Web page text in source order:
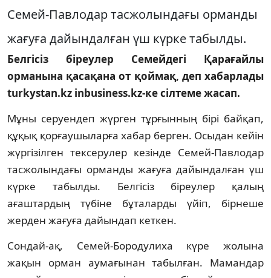
Семей-Павлодар тасжолындағы орманды
жағуға дайындалған үш күрке табылды.
Белгісіз біреулер Семейдегі Қарағайлы
орманына қасақана от қоймақ, деп хабарлады
turkystan.kz inbusiness.kz-ке сілтеме жасап.
Мұны серуендеп жүрген тұрғынның бірі байқап,
құқық қорғаушыларға хабар берген. Осыдан кейін
жүргізілген тексерулер кезінде Семей-Павлодар
тасжолындағы орманды жағуға дайындалған үш
күрке табылды. Белгісіз біреулер қалың
ағаштардың түбіне бұталарды үйіп, бірнеше
жерден жағуға дайындап кеткен.
Сондай-ақ, Семей-Бородулиха күре жолына
жақын орман аумағынан табылған. Мамандар